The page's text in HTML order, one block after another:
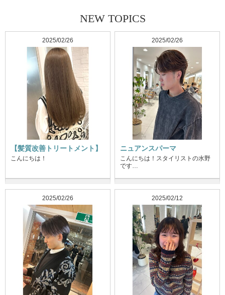
NEW TOPICS
2025/02/26
【髪質改善トリートメント】
こんにちは！
2025/02/26
ニュアンスパーマ
こんにちは！スタイリストの水野
です…
2025/02/26 2025/02/12